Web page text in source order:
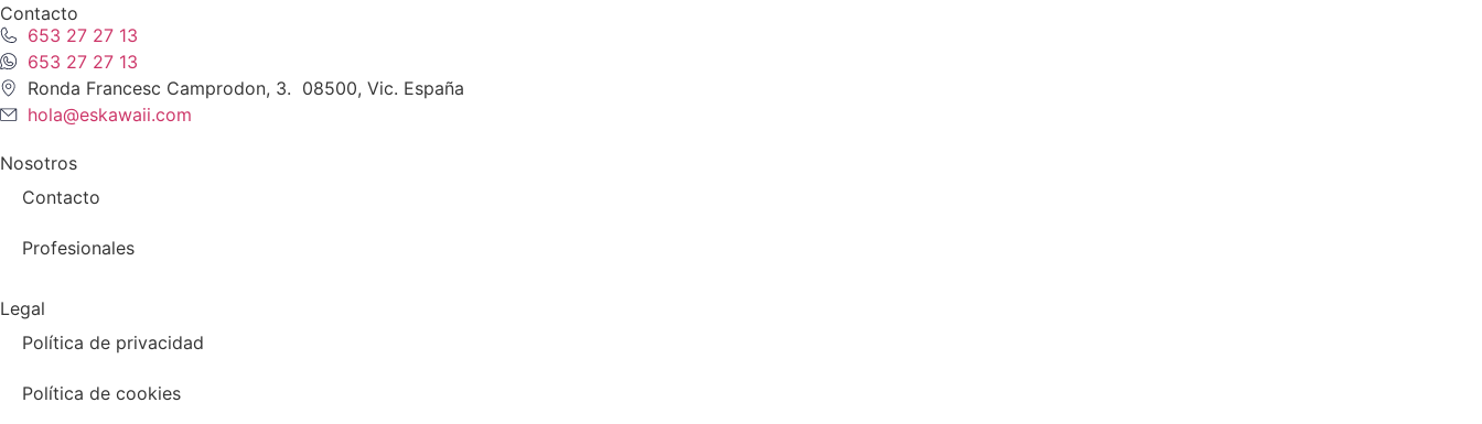
Contacto
653 27 27 13
653 27 27 13
Ronda Francesc Camprodon, 3. 08500, Vic. España
hola@eskawaii.com
Nosotros
Contacto
Profesionales
Legal
Política de privacidad
Política de cookies